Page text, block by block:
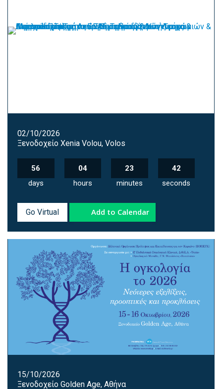
02/10/2026
Ξενοδοχείο Xenia Volou, Volos
56
days
04
hours
23
minutes
41
seconds
Go Virtual Add to Calendar
15/10/2026
Ξενοδοχείο Golden Age, Αθήνα